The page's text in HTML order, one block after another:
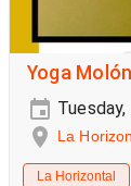
Yoga Molón
La
La Horizontal